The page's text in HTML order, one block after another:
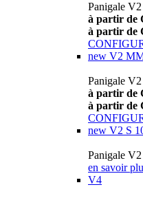
Panigale
à partir de
à partir de
new V2
Panigale
à partir de
à partir de
new V2 S
Panigale
en savoir
V4